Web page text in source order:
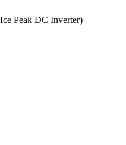
Peak DC Inverter)